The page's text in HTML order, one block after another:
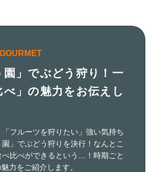
」でぶどう狩り！一
」の魅力をお伝えし
フルーツを狩りたい」強い気持ち
」でぶどう狩りを決行！なんとこ
比べができるという…！時期ごと
力をご紹介します。